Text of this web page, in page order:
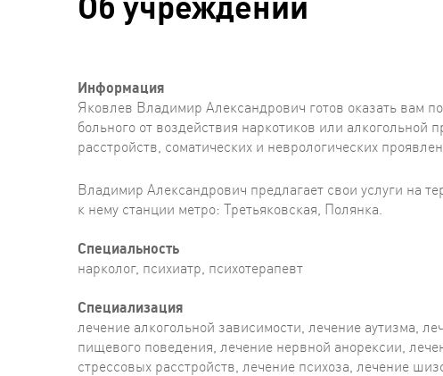
Информация
Яковлев Владимир Александрович готов оказать вам
больного от воздействия наркотиков или
расстройств, соматических и неврологических
Владимир Александрович предлагает свои услуги на
к нему станции метро: Третьяковская, Полянка.
Специальность
нарколог, психиатр, психотерапевт
Специализация
лечение алкогольной зависимости, лечение аутизма,
пищевого поведения, лечение нервной анорексии,
стрессовых расстройств, лечение психоза, лечение